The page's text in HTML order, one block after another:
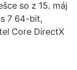
so z 15. máj
7 64-bit,
Core DirectX